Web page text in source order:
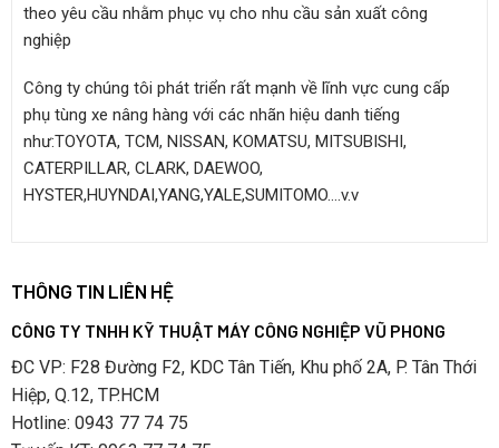
– Nếu bạn làm trong môi trường đường đi đẹp, mượt; bạn
thị trường.
– Chất liệu cao su giúp tăng độ ma sát bám đường, còn
bánh xe nâng bằng PU bền hơn, chịu tải tốt hơn và ít mài
mòn hơn cao su.
2. Làm gì khi bị vỡ bánh xe nâng điện đứng lái
Tùy vào tình trạng bánh xe bị vỡ để lựa chọn nên bọc lại hay
3. Một số loại kích thước bánh xe nâng điện đứng lái mùy à
theo yêu cầu nhằm phục vụ cho nhu cầu sản xuất công
nghiệp
Công ty chúng tôi phát triển rất mạnh về lĩnh vực cung cấp
phụ tùng xe nâng hàng với các nhãn hiệu danh tiếng
như:TOYOTA, TCM, NISSAN, KOMATSU, MITSUBISHI,
CATERPILLAR, CLARK, DAEWOO,
HYSTER,HUYNDAI,YANG,YALE,SUMITOMO….v.v
THÔNG TIN LIÊN HỆ
CÔNG TY TNHH KỸ THUẬT MÁY CÔNG NGHIỆP VŨ PHONG
ĐC VP: F28 Đường F2, KDC Tân Tiến, Khu phố 2A, P. Tân Thới
Hiệp, Q.12, TP.HCM
Hotline: 0943 77 74 75